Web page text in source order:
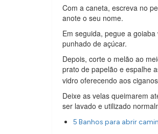
Com a caneta, escreva no
anote o seu nome.
Em seguida, pegue a
punhado de açúcar.
Depois, corte o melão ao
prato de papelão e espalhe
vidro oferecendo aos ciganos
Deixe as velas queimarem
ser lavado e utilizado
5 Banhos para abrir